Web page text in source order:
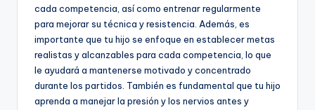
cada competencia, así como entrenar regularmente
para mejorar su técnica y resistencia. Además, es
importante que tu hijo se enfoque en establecer metas
realistas y alcanzables para cada competencia, lo que
le ayudará a mantenerse motivado y concentrado
durante los partidos. También es fundamental que tu hijo
aprenda a manejar la presión y los nervios antes y